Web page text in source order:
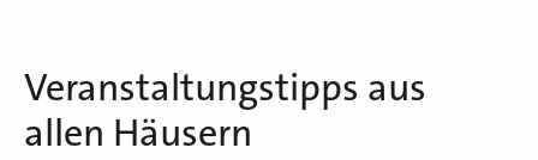
Veranstaltungstipps aus
allen Häusern